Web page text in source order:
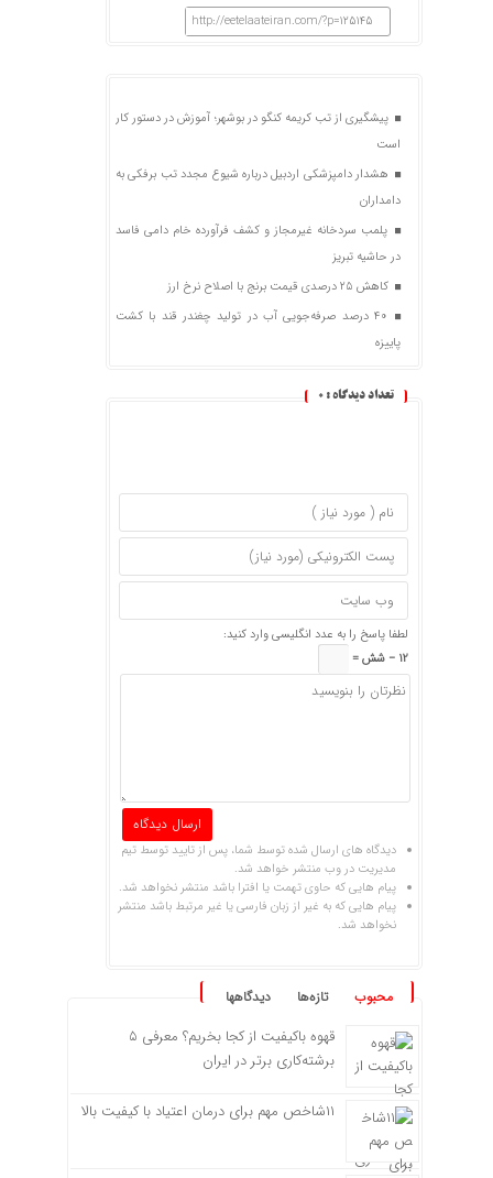
http://eetelaateiran.com/?p=125145
پیشگیری از تب کریمه کنگو در بوشهر؛ آموزش در دستور کار
است
هشدار دامپزشکی اردبیل درباره شیوع مجدد تب برفکی به
دامداران
پلمب سردخانه غیرمجاز و کشف فرآورده خام دامی فاسد
در حاشیه تبریز
کاهش ۲۵ درصدی قیمت برنج با اصلاح نرخ ارز
۴۰ درصد صرفه‌جویی آب در تولید چغندر قند با کشت
پاییزه
تعداد دیدگاه : 0
لطفا پاسخ را به عدد انگلیسی وارد کنید:
12 − شش =
دیدگاه های ارسال شده توسط شما، پس از تایید توسط تیم
مدیریت در وب منتشر خواهد شد.
پیام هایی که حاوی تهمت یا افترا باشد منتشر نخواهد شد.
پیام هایی که به غیر از زبان فارسی یا غیر مرتبط باشد منتشر
نخواهد شد.
محبوب تازه‌ها دیدگاهها
قهوه باکیفیت از کجا بخریم؟ معرفی ۵
برشته‌کاری برتر در ایران
۱۱شاخص مهم برای درمان اعتیاد با کیفیت بالا